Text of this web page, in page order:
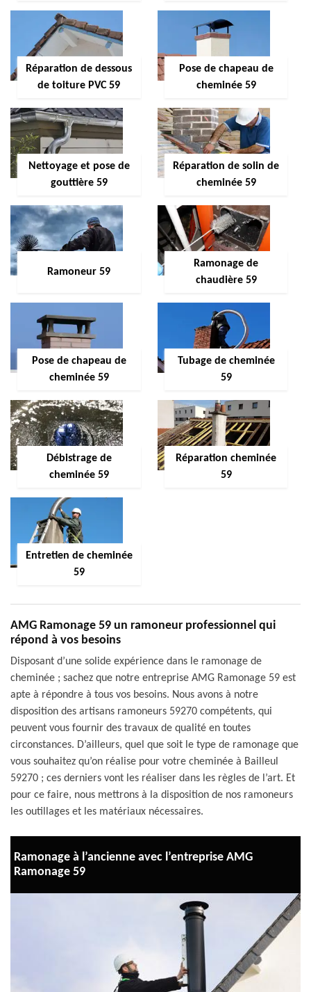
Réparation de dessous
de toiture PVC 59
Pose de chapeau de
cheminée 59
Nettoyage et pose de
gouttière 59
Réparation de solin de
cheminée 59
Ramoneur 59
Ramonage de
chaudière 59
Pose de chapeau de
cheminée 59
Tubage de cheminée
59
Débistrage de
cheminée 59
Réparation cheminée
59
Entretien de cheminée
59
AMG Ramonage 59 un ramoneur professionnel qui
répond à vos besoins
Disposant d’une solide expérience dans le ramonage de
cheminée ; sachez que notre entreprise AMG Ramonage 59 est
apte à répondre à tous vos besoins. Nous avons à notre
disposition des artisans ramoneurs 59270 compétents, qui
peuvent vous fournir des travaux de qualité en toutes
circonstances. D’ailleurs, quel que soit le type de ramonage que
vous souhaitez qu’on réalise pour votre cheminée à Bailleul
59270 ; ces derniers vont les réaliser dans les règles de l’art. Et
pour ce faire, nous mettrons à la disposition de nos ramoneurs
les outillages et les matériaux nécessaires.
Ramonage à l’ancienne avec l’entreprise AMG
Ramonage 59